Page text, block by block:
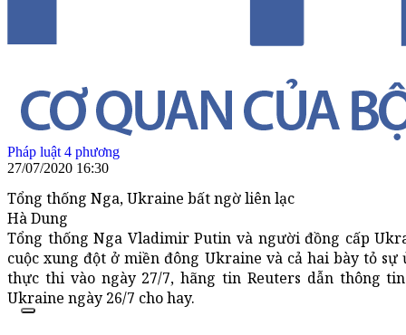
Pháp luật 4 phương
27/07/2020 16:30
Tổng thống Nga, Ukraine bất ngờ liên lạc
Hà Dung
Tổng thống Nga Vladimir Putin và người đồng cấp
cuộc xung đột ở miền đông Ukraine và cả hai bày tỏ
thực thi vào ngày 27/7, hãng tin Reuters dẫn thông
Ukraine ngày 26/7 cho hay.